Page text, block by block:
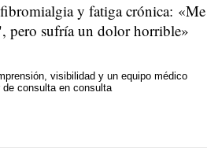
y fatiga crónica: «Me
pero sufría un dolor horrible»
visibilidad y un equipo médico
consulta en consulta